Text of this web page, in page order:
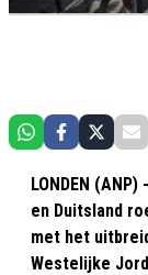
LONDEN
en Duitsland
met het
Westelijke